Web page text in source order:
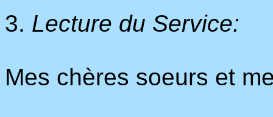
3. Lecture du Service:
Mes chères soeurs et